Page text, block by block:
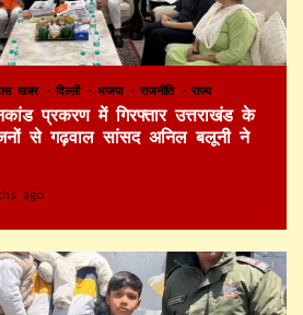
खबर दिल्ली भाजपा राजनीति राज्य
प्रकरण में गिरफ्तार उत्तराखंड के
से गढ़वाल सांसद अनिल बलूनी ने
ago